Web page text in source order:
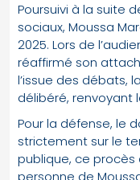
Poursuivi à la suite
sociaux, Moussa
2025. Lors de
réaffirmé son
l’issue des débats,
délibéré, renvoyant
Pour la défense, le
strictement sur le
publique, ce
personne de